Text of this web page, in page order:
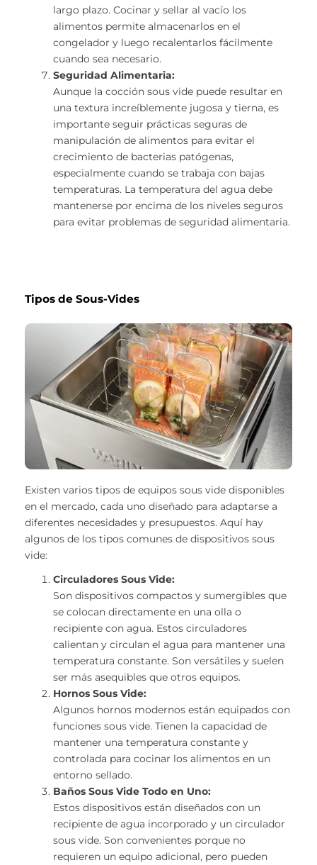
largo plazo. Cocinar y sellar al vacío los
alimentos permite almacenarlos en el
congelador y luego recalentarlos fácilmente
cuando sea necesario.
Seguridad Alimentaria:
Aunque la cocción sous vide puede resultar en
una textura increíblemente jugosa y tierna, es
importante seguir prácticas seguras de
manipulación de alimentos para evitar el
crecimiento de bacterias patógenas,
especialmente cuando se trabaja con bajas
temperaturas. La temperatura del agua debe
mantenerse por encima de los niveles seguros
para evitar problemas de seguridad alimentaria.
Tipos de Sous-Vides
Existen varios tipos de equipos sous vide disponibles
en el mercado, cada uno diseñado para adaptarse a
diferentes necesidades y presupuestos. Aquí hay
algunos de los tipos comunes de dispositivos sous
vide:
Circuladores Sous Vide:
Son dispositivos compactos y sumergibles que
se colocan directamente en una olla o
recipiente con agua. Estos circuladores
calientan y circulan el agua para mantener una
temperatura constante. Son versátiles y suelen
ser más asequibles que otros equipos.
Hornos Sous Vide:
Algunos hornos modernos están equipados con
funciones sous vide. Tienen la capacidad de
mantener una temperatura constante y
controlada para cocinar los alimentos en un
entorno sellado.
Baños Sous Vide Todo en Uno:
Estos dispositivos están diseñados con un
recipiente de agua incorporado y un circulador
sous vide. Son convenientes porque no
requieren un equipo adicional, pero pueden